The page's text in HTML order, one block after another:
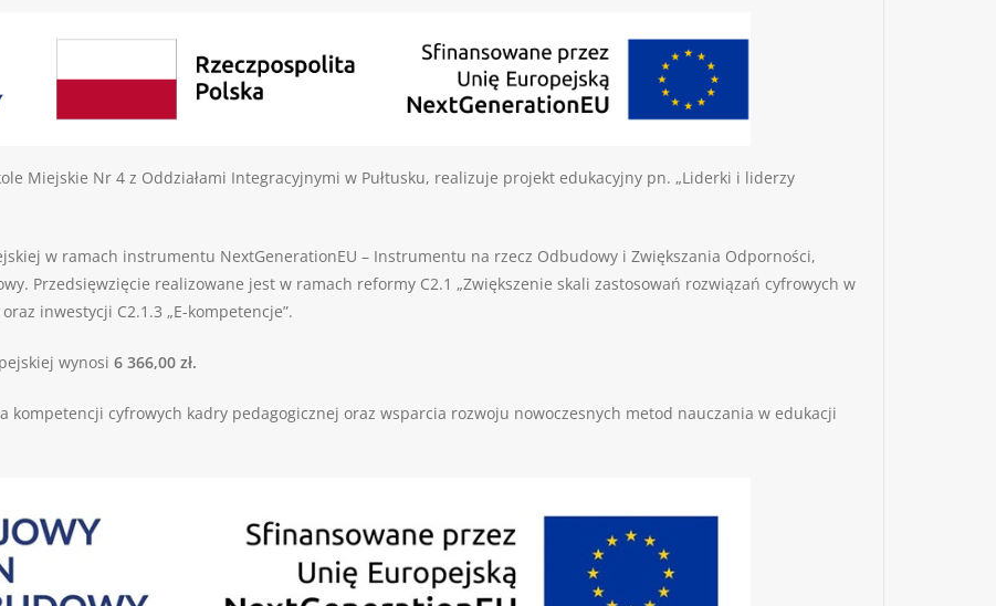
Miejskie Nr 4 z Oddziałami Integracyjnymi w Pułtusku, realizuje projekt edukacyjny pn. „Liderki i liderzy
w ramach instrumentu NextGenerationEU – Instrumentu na rzecz Odbudowy i Zwiększania Odporności,
Przedsięwzięcie realizowane jest w ramach reformy C2.1 „Zwiększenie skali zastosowań rozwiązań cyfrowych w
inwestycji C2.1.3 „E-kompetencje”.
wynosi 6 366,00 zł.
kompetencji cyfrowych kadry pedagogicznej oraz wsparcia rozwoju nowoczesnych metod nauczania w edukacji